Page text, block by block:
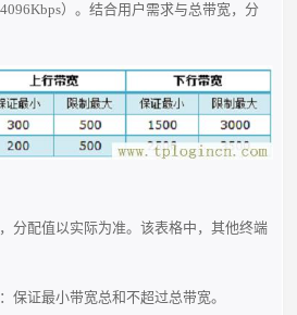
）。结合用户需求与总带宽，分
分配值以实际为准。该表格中，其他终端
保证最小带宽总和不超过总带宽。